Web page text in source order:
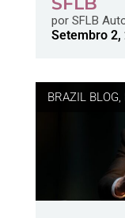
porSFLB
Setembro 2,
BRAZIL BLOG,